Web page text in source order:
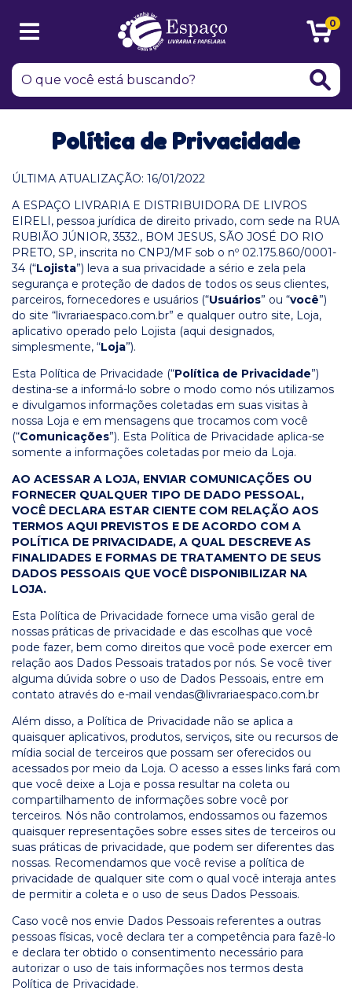
0
Política de Privacidade
ÚLTIMA ATUALIZAÇÃO: 16/01/2022
A ESPAÇO LIVRARIA E DISTRIBUIDORA DE LIVROS
EIRELI, pessoa jurídica de direito privado, com sede na RUA
RUBIÃO JÚNIOR, 3532., BOM JESUS, SÃO JOSÉ DO RIO
PRETO, SP, inscrita no CNPJ/MF sob o nº 02.175.860/0001-
34 (“Lojista”) leva a sua privacidade a sério e zela pela
segurança e proteção de dados de todos os seus clientes,
parceiros, fornecedores e usuários (“Usuários” ou “você”)
do site “livrariaespaco.com.br” e qualquer outro site, Loja,
aplicativo operado pelo Lojista (aqui designados,
simplesmente, “Loja”).
Esta Política de Privacidade (“Política de Privacidade”)
destina-se a informá-lo sobre o modo como nós utilizamos
e divulgamos informações coletadas em suas visitas à
nossa Loja e em mensagens que trocamos com você
(“Comunicações”). Esta Política de Privacidade aplica-se
somente a informações coletadas por meio da Loja.
AO ACESSAR A LOJA, ENVIAR COMUNICAÇÕES OU
FORNECER QUALQUER TIPO DE DADO PESSOAL,
VOCÊ DECLARA ESTAR CIENTE COM RELAÇÃO AOS
TERMOS AQUI PREVISTOS E DE ACORDO COM A
POLÍTICA DE PRIVACIDADE, A QUAL DESCREVE AS
FINALIDADES E FORMAS DE TRATAMENTO DE SEUS
DADOS PESSOAIS QUE VOCÊ DISPONIBILIZAR NA
LOJA.
Esta Política de Privacidade fornece uma visão geral de
nossas práticas de privacidade e das escolhas que você
pode fazer, bem como direitos que você pode exercer em
relação aos Dados Pessoais tratados por nós. Se você tiver
alguma dúvida sobre o uso de Dados Pessoais, entre em
contato através do e-mail vendas@livrariaespaco.com.br
Além disso, a Política de Privacidade não se aplica a
quaisquer aplicativos, produtos, serviços, site ou recursos de
mídia social de terceiros que possam ser oferecidos ou
acessados por meio da Loja. O acesso a esses links fará com
que você deixe a Loja e possa resultar na coleta ou
compartilhamento de informações sobre você por
terceiros. Nós não controlamos, endossamos ou fazemos
quaisquer representações sobre esses sites de terceiros ou
suas práticas de privacidade, que podem ser diferentes das
nossas. Recomendamos que você revise a política de
privacidade de qualquer site com o qual você interaja antes
de permitir a coleta e o uso de seus Dados Pessoais.
Caso você nos envie Dados Pessoais referentes a outras
pessoas físicas, você declara ter a competência para fazê-lo
e declara ter obtido o consentimento necessário para
autorizar o uso de tais informações nos termos desta
Política de Privacidade.